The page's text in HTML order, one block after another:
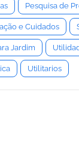
Pesquisa de
e Cuidados
Jardim
Utilitarios